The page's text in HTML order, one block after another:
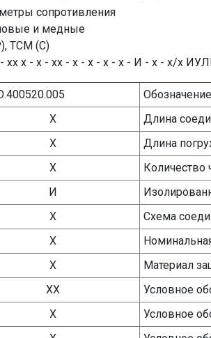
сопротивления
и медные
ТСМ (С)
хх х - х - хх - х - х - х - х - И - х - х/х
Х
Длина
Х
Длина
Х
Количество
И
Х
Схема
Х
Х
Материал
ХХ
Условное
Х
Условное